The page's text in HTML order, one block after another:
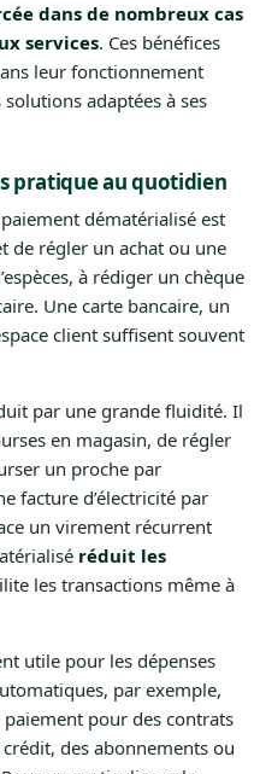
dans de nombreux cas
services. Ces bénéfices
leur fonctionnement
adaptées à ses
pratique au quotidien
dématérialisé est
de régler un achat ou une
à rédiger un chèque
Une carte bancaire, un
client suffisent souvent
par une grande fluidité. Il
en magasin, de régler
un proche par
facture d’électricité par
un virement récurrent
réduit les
les transactions même à
utile pour les dépenses
par exemple,
pour des contrats
crédit, des abonnements ou